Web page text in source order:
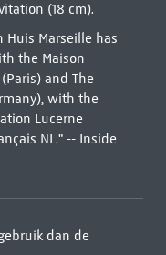
(18 cm).
Huis Marseille has
the Maison
and The
with the
Lucerne
NL." -- Inside
dan de